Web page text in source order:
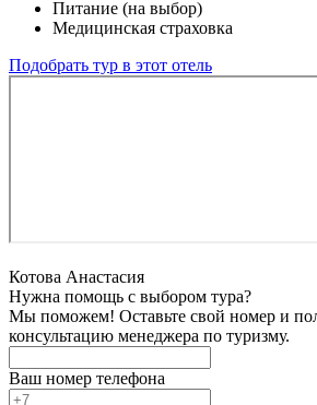
Питание (на выбор)
Медицинская страховка
Подобрать тур в этот отель
Котова Анастасия
Нужна помощь с выбором тура?
Мы поможем! Оставьте свой номер и
консультацию менеджера по туризму.
Ваш номер телефона